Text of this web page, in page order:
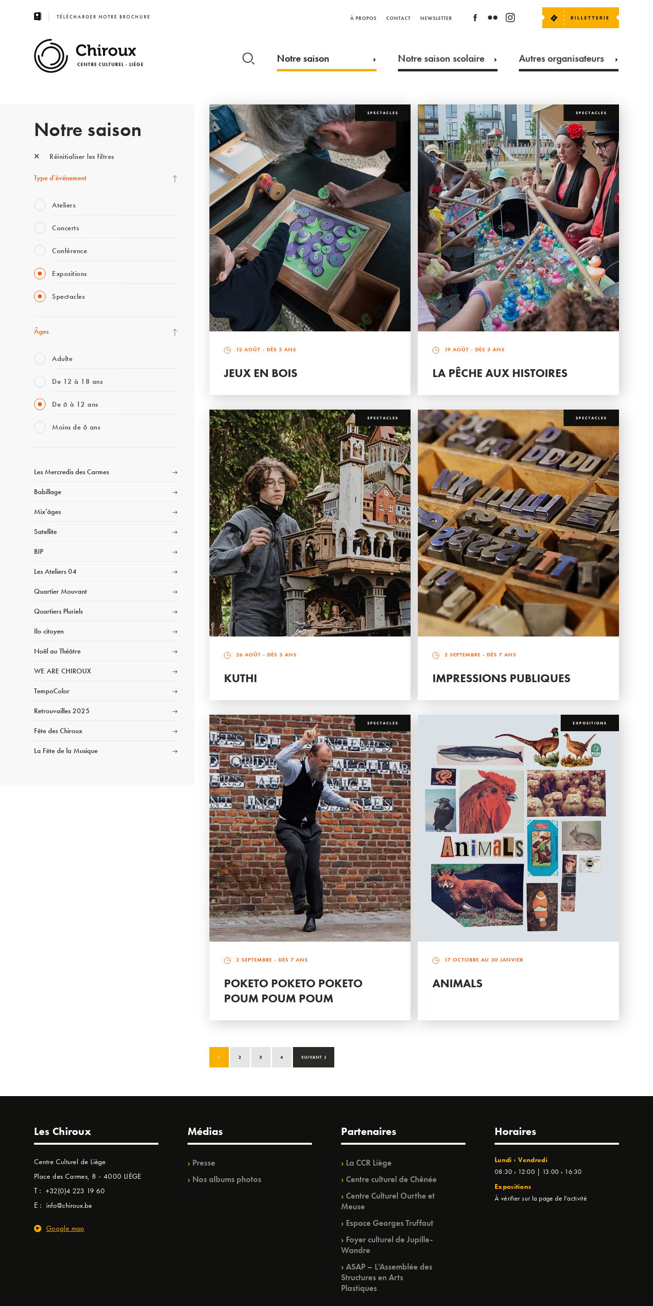
TÉLÉCHARGER NOTRE BROCHURE À PROPOS CONTACT NEWSLETTER
CENTRE CULTUREL - LIÈGE Notre saison Notre saison scolaire Autres organisateurs
Notre saison
Réinitialiser les filtres
Type d’événement
Ateliers
Concerts
Conférence
Expositions
Spectacles
Âges
Adulte
De 12 à 18 ans
De 6 à 12 ans
Moins de 6 ans
Les Mercredis des Carmes
Babillage
Mix’âges
Satellite
BIP
Les Ateliers 04
Quartier Mouvant
Quartiers Pluriels
Ilo citoyen
Noël au Théâtre
WE ARE CHIROUX
TempoColor
Retrouvailles 2025
Fête des Chiroux
La Fête de la Musique
SPECTACLES
12 AOÛT - DÈS 5 ANS
JEUX EN BOIS
SPECTACLES
19 AOÛT - DÈS 3 ANS
LA PÊCHE AUX HISTOIRES
SPECTACLES
26 AOÛT - DÈS 3 ANS
KUTHI
SPECTACLES
2 SEPTEMBRE - DÈS 7 ANS
IMPRESSIONS PUBLIQUES
SPECTACLES
2 SEPTEMBRE - DÈS 7 ANS
POKETO POKETO POKETO
POUM POUM POUM
EXPOSITIONS
17 OCTOBRE AU 30 JANVIER
ANIMALS
1 2 3 4 SUIVANT ›
Les Chiroux
Centre Culturel de Liège
Place des Carmes, 8 - 4000 LIÈGE
T : +32(0)4 223 19 60
E : info@chiroux.be
Google map
Médias
Presse
Nos albums photos
Partenaires
La CCR Liège
Centre culturel de Chênée
Centre Culturel Ourthe et
Meuse
Espace Georges Truffaut
Foyer culturel de Jupille-
Wandre
ASAP – L’Assemblée des
Structures en Arts
Plastiques
Horaires
Lundi › Vendredi
08:30 › 12:00 | 13:00 › 16:30
Expositions
À vérifier sur la page de l'activité